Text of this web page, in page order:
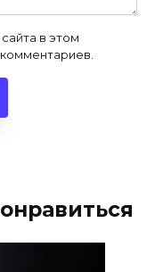
в этом